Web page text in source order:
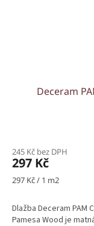
Deceram
245 Kč bez DPH
297 Kč
Měrná
297 Kč / 1 m2
Dlažba Deceram PAM
Pamesa Wood je